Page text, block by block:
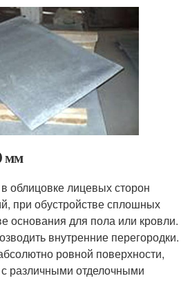
мм
облицовке лицевых сторон
при обустройстве сплошных
основания для пола или кровли.
внутренние перегородки.
ровной поверхности,
различными отделочными